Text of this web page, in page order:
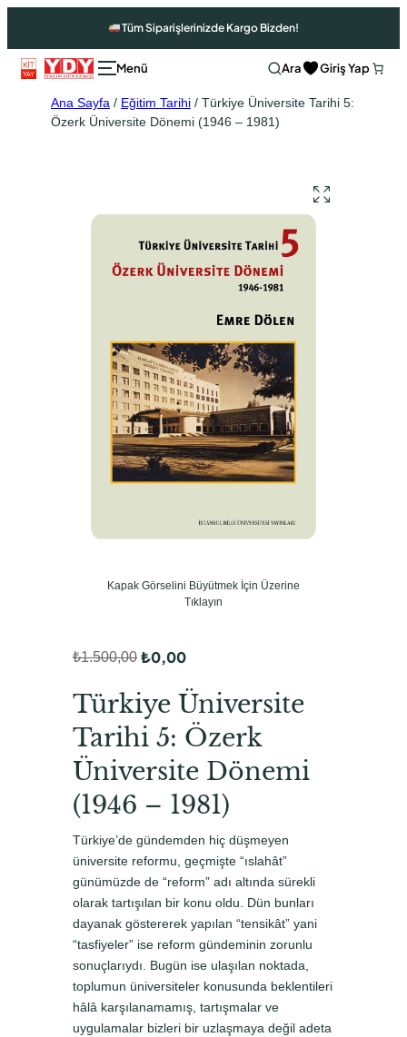
Tüm Siparişlerinizde Kargo Bizden!
Ara Giriş Yap
Ana Sayfa / Eğitim Tarihi / Türkiye Üniversite Tarihi 5:
Özerk Üniversite Dönemi (1946 – 1981)
Kapak Görselini Büyütmek İçin Üzerine
Tıklayın
₺1.500,00
r
i
n
a
l
f
y
a
t
:
₺0,00
u
a
n
d
a
k
i
f
y
a
t
:
Türkiye Üniversite
Tarihi 5: Özerk
Üniversite Dönemi
(1946 – 1981)
Türkiye’de gündemden hiç düşmeyen
üniversite reformu, geçmişte “ıslahât”
günümüzde de “reform” adı altında sürekli
olarak tartışılan bir konu oldu. Dün bunları
dayanak göstererek yapılan “tensikât” yani
“tasfiyeler” ise reform gündeminin zorunlu
sonuçlarıydı. Bugün ise ulaşılan noktada,
toplumun üniversiteler konusunda beklentileri
hâlâ karşılanamamış, tartışmalar ve
uygulamalar bizleri bir uzlaşmaya değil adeta